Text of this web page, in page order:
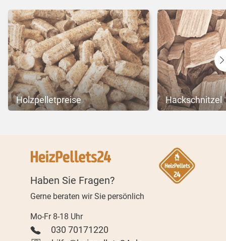
Holzpelletpreise Hackschnitzel
Haben Sie Fragen?
Gerne beraten wir Sie persönlich
Mo-Fr 8-18 Uhr
030 70171220